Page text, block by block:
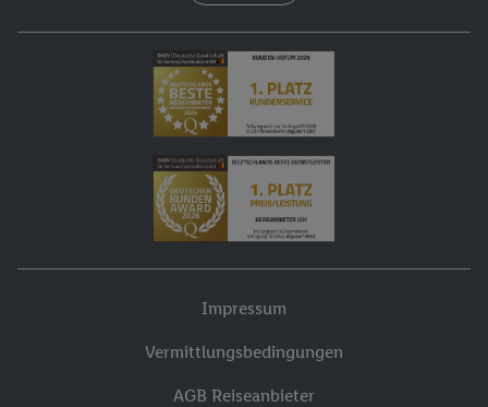
Impressum
Vermittlungsbedingungen
AGB Reiseanbieter